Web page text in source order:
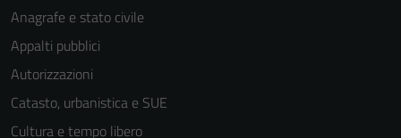
Anagrafe e stato civile
Appalti pubblici
Autorizzazioni
Catasto, urbanistica e SUE
Cultura e tempo libero